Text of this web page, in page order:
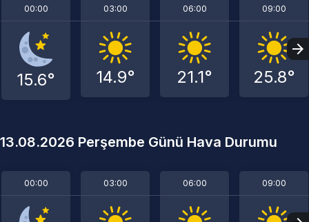
00:00
15.6°
03:00
14.9°
06:00
21.1°
09:00
25.8°
13.08.2026 Perşembe Günü Hava Durumu
00:00 03:00 06:00 09:00